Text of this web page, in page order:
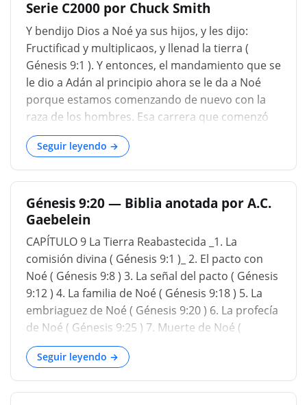
un hombre tan grande, sin embargo, se empleó
de esta manera: Y ÉL PLANTÓ UN VIÑEDO ; no en
viñas, sino un viñedo; había vides antes de
dispersarse arriba y abajo, aquí uno y otro, pero
él plantó a varios de ellos juntos y los estableció
en orden, ya que los escritores judíos dicen e; y
algunos de ellos lo tendrán que encontró una vid
plant...
Serie C2000 por Chuck Smith
Y bendijo Dios a Noé ya sus hijos, y les dijo:
Fructificad y multiplicaos, y llenad la tierra (
Génesis 9:1 ). Y entonces, el mandamiento que se
le dio a Adán al principio ahora se le da a Noé
porque estamos comenzando de nuevo con la
raza de los hombres. Esa carrera que comenzó
con Adán fue aniquilada con la excepción de Noé
y sus tres hijos con sus esposas. Y ahora
estamos comenzando de nuevo para llenar la
tierra, múltiples, llenar la tierra. Ahora, el
mandamiento es llenar la tierra, pero dentro de
poco los encontraremos como congregados en
un área y en las llanuras de Sinar. Así que Dios
trajo allí el cambio de lenguajes para crear la
división y hacer que siguieran adelante y llenaran
la tierra, en lugar de tratar de poblar solo un
área. Y el temor de vosotros y vuestro pavor será
sobre toda bestia de la tierra, sobre toda ave de
Seguir leyendo →
Génesis 9:20 — Biblia anotada por A.C.
Gaebelein
CAPÍTULO 9 La Tierra Reabastecida _1. La
comisión divina ( Génesis 9:1 )_ 2. El pacto con
Noé ( Génesis 9:8 ) 3. La señal del pacto ( Génesis
9:12 ) 4. La familia de Noé ( Génesis 9:18 ) 5. La
embriaguez de Noé ( Génesis 9:20 ) 6. La profecía
de Noé ( Génesis 9:25 ) 7. Muerte de Noé (
Génesis 9:28 ) Se hace un nuevo comi
Seguir leyendo →